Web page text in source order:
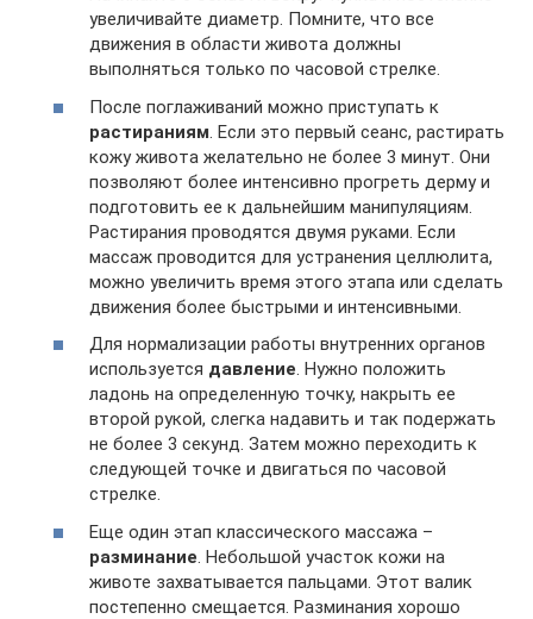
увеличивайте диаметр. Помните, что все
движения в области живота должны
выполняться только по часовой стрелке.
После поглаживаний можно приступать к
растираниям . Если это первый сеанс, растирать
кожу живота желательно не более 3 минут. Они
позволяют более интенсивно прогреть дерму и
подготовить ее к дальнейшим манипуляциям.
Растирания проводятся двумя руками. Если
массаж проводится для устранения целлюлита,
можно увеличить время этого этапа или сделать
движения более быстрыми и интенсивными.
Для нормализации работы внутренних органов
используется давление. Нужно положить
ладонь на определенную точку, накрыть ее
второй рукой, слегка надавить и так подержать
не более 3 секунд. Затем можно переходить к
следующей точке и двигаться по часовой
стрелке.
Еще один этап классического массажа –
разминание . Небольшой участок кожи на
животе захватывается пальцами. Этот валик
постепенно смещается. Разминания хорошо